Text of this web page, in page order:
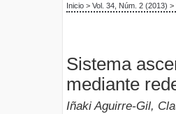
Inicio > Vol. 34, Núm. 2 (2013) >
Sistema
mediante
Iñaki Aguirre-Gil,